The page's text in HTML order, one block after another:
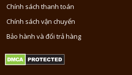
Chính sách thanh toán
Chính sách vận chuyển
Bảo hành và đổi trả hàng